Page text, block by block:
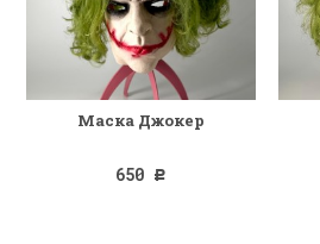
Маска Джокер
650 Р